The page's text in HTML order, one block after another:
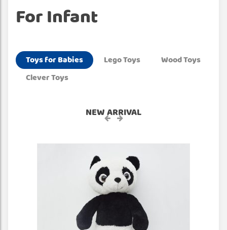
For Infant
Toys for Babies Lego Toys
Wood Toys
Clever Toys
NEW ARRIVAL